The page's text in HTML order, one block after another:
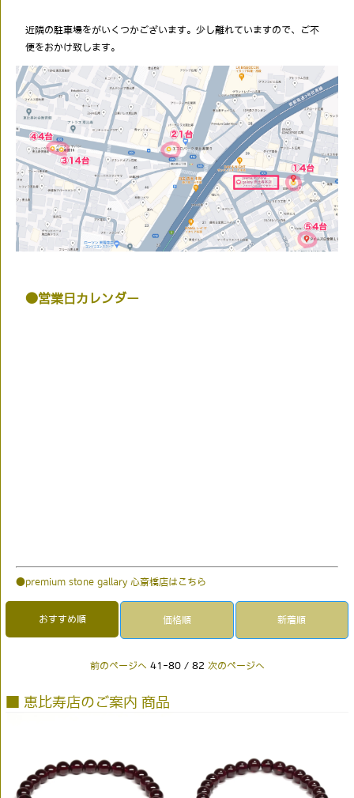
近隣の駐車場をがいくつかございます。少し離れていますので、ご不
便をおかけ致します。
●営業日カレンダー
●premium stone gallary 心斎橋店はこちら
おすすめ順 価格順 新着順
前のページへ 41-80 / 82 次のページへ
■ 恵比寿店のご案内 商品